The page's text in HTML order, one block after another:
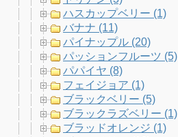
ハスカップベリー (1)
バナナ (11)
パイナップル (20)
パッションフルーツ (5)
パパイヤ (8)
フェイジョア (1)
ブラックベリー (5)
ブラックラズベリー (1)
ブラッドオレンジ (1)